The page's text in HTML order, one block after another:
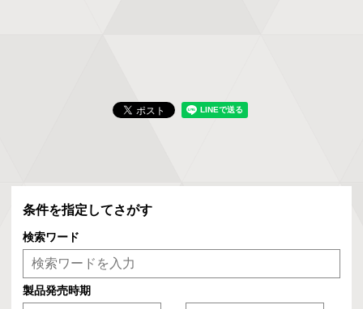
条件を指定してさがす
検索ワード
製品発売時期